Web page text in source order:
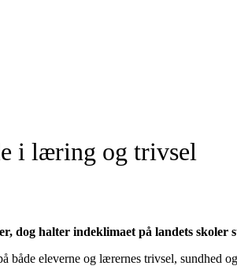
i læring og trivsel
dog halter indeklimaet på landets
både eleverne og lærernes trivsel, sundhed